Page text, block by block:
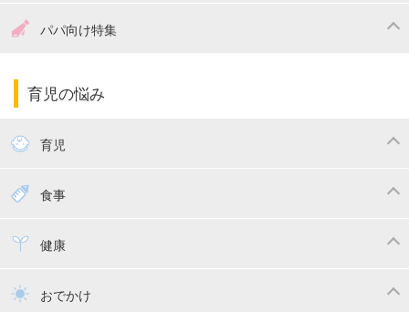
妊娠中の食事
出産準備パパ向け特集
パパ向け特集
育児の悩み
育児
赤ちゃんのお世話
寝かしつけ
トイトレ
食事
離乳食健康
乳幼児健診・予防接種
おでかけ